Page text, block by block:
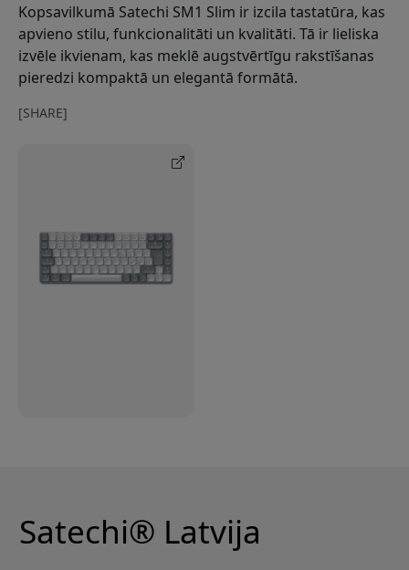
Kopsavilkumā Satechi SM1 Slim ir izcila tastatūra, kas
apvieno stilu, funkcionalitāti un kvalitāti. Tā ir lieliska
izvēle ikvienam, kas meklē augstvērtīgu rakstīšanas
pieredzi kompaktā un elegantā formātā.
[SHARE]
Satechi® Latvija